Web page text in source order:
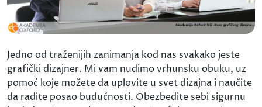
Jedno od traženijih zanimanja kod nas svakako jeste
grafički dizajner. Mi vam nudimo vrhunsku obuku, uz
pomoć koje možete da uplovite u svet dizajna i naučite
da radite posao budućnosti. Obezbedite sebi sigurnu